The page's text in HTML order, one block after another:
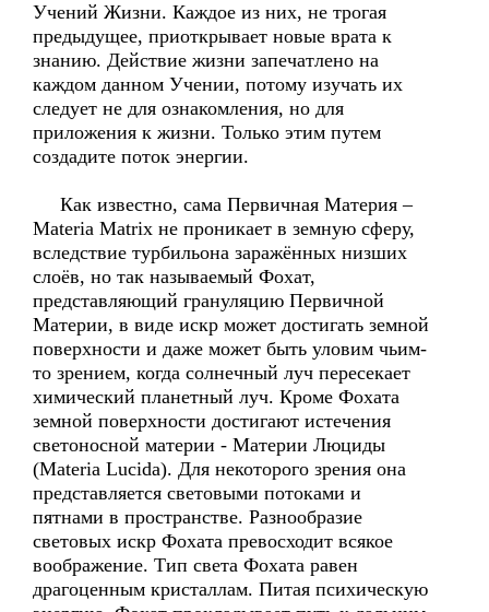
Учений Жизни. Каждое из них, не трогая
предыдущее, приоткрывает новые врата к
знанию. Действие жизни запечатлено на
каждом данном Учении, потому изучать их
следует не для ознакомления, но для
приложения к жизни. Только этим путем
создадите поток энергии.
Как известно, сама Первичная Материя –
Materia Matrix не проникает в земную сферу,
вследствие турбильона заражённых низших
слоёв, но так называемый Фохат,
представляющий грануляцию Первичной
Материи, в виде искр может достигать земной
поверхности и даже может быть уловим чьим-
то зрением, когда солнечный луч пересекает
химический планетный луч. Кроме Фохата
земной поверхности достигают истечения
светоносной материи - Материи Люциды
(Materia Lucida). Для некоторого зрения она
представляется световыми потоками и
пятнами в пространстве. Разнообразие
световых искр Фохата превосходит всякое
воображение. Тип света Фохата равен
драгоценным кристаллам. Питая психическую